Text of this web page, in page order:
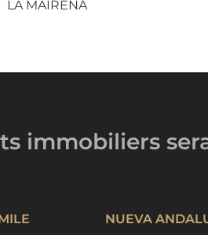
LA MAIRENA
immobiliers
NUEVA